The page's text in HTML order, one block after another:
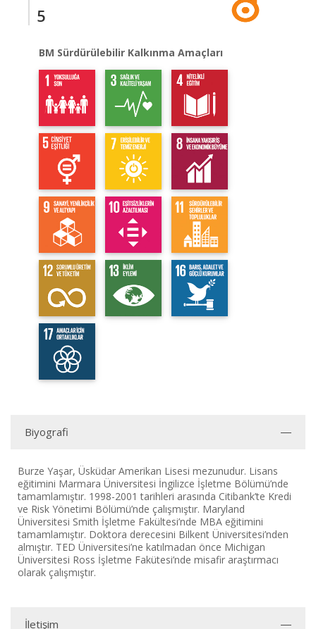
5
BM Sürdürülebilir Kalkınma Amaçları
Biyografi
Burze Yaşar, Üsküdar Amerikan Lisesi mezunudur. Lisans
eğitimini Marmara Üniversitesi İngilizce İşletme Bölümü’nde
tamamlamıştır. 1998-2001 tarihleri arasında Citibank’te Kredi
ve Risk Yönetimi Bölümü’nde çalışmıştır. Maryland
Üniversitesi Smith İşletme Fakültesi’nde MBA eğitimini
tamamlamıştır. Doktora derecesini Bilkent Üniversitesi’nden
almıştır. TED Üniversitesi’ne katılmadan önce Michigan
Üniversitesi Ross İşletme Fakütesi’nde misafir araştırmacı
olarak çalışmıştır.
İletişim